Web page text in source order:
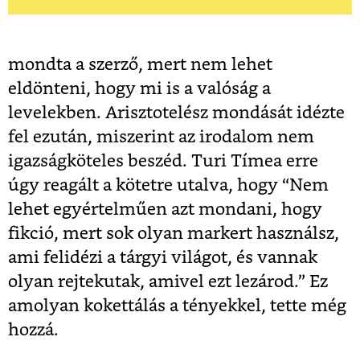
mondta a szerző, mert nem lehet
eldönteni, hogy mi is a valóság a
levelekben. Arisztotelész mondását idézte
fel ezután, miszerint az irodalom nem
igazságköteles beszéd. Turi Tímea erre
úgy reagált a kötetre utalva, hogy “Nem
lehet egyértelműen azt mondani, hogy
fikció, mert sok olyan markert használsz,
ami felidézi a tárgyi világot, és vannak
olyan rejtekutak, amivel ezt lezárod.” Ez
amolyan kokettálás a tényekkel, tette még
hozzá.